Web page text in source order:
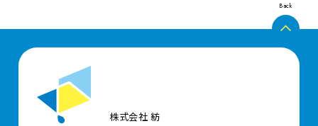
Back
株式会社 紡